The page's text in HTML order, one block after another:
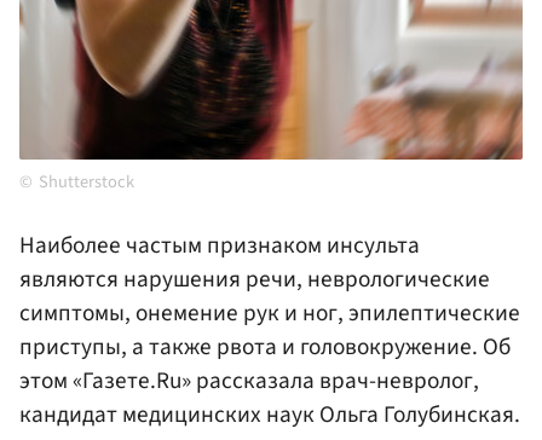
Shutterstock
Наиболее частым признаком инсульта
являются нарушения речи, неврологические
симптомы, онемение рук и ног, эпилептические
приступы, а также рвота и головокружение. Об
этом «Газете.Ru» рассказала врач-невролог,
кандидат медицинских наук Ольга Голубинская.